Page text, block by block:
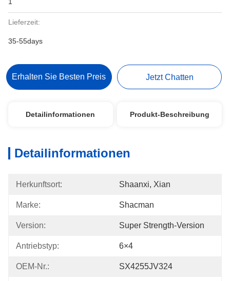
Lieferzeit:
35-55days
Erhalten Sie Besten Preis Jetzt Chatten
Detailinformationen Produkt-Beschreibung
Detailinformationen
Herkunftsort: Shaanxi, Xian
Marke: Shacman
Version: Super Strength-Version
Antriebstyp: 6×4
OEM-Nr.: SX4255JV324